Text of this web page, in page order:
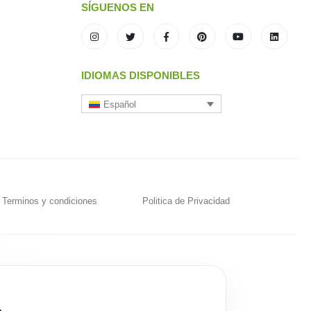
SÍGUENOS EN
IDIOMAS DISPONIBLES
Español
Terminos y condiciones Politica de Privacidad